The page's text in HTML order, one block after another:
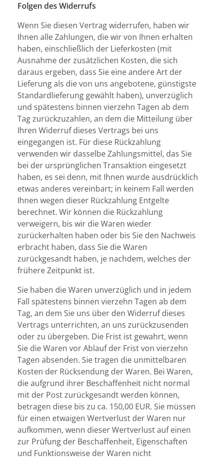
Folgen des Widerrufs
Wenn Sie diesen Vertrag widerrufen, haben wir
Ihnen alle Zahlungen, die wir von Ihnen erhalten
haben, einschließlich der Lieferkosten (mit
Ausnahme der zusätzlichen Kosten, die sich
daraus ergeben, dass Sie eine andere Art der
Lieferung als die von uns angebotene, günstigste
Standardlieferung gewählt haben), unverzüglich
und spätestens binnen vierzehn Tagen ab dem
Tag zurückzuzahlen, an dem die Mitteilung über
Ihren Widerruf dieses Vertrags bei uns
eingegangen ist. Für diese Rückzahlung
verwenden wir dasselbe Zahlungsmittel, das Sie
bei der ursprünglichen Transaktion eingesetzt
haben, es sei denn, mit Ihnen wurde ausdrücklich
etwas anderes vereinbart; in keinem Fall werden
Ihnen wegen dieser Rückzahlung Entgelte
berechnet. Wir können die Rückzahlung
verweigern, bis wir die Waren wieder
zurückerhalten haben oder bis Sie den Nachweis
erbracht haben, dass Sie die Waren
zurückgesandt haben, je nachdem, welches der
frühere Zeitpunkt ist.
Sie haben die Waren unverzüglich und in jedem
Fall spätestens binnen vierzehn Tagen ab dem
Tag, an dem Sie uns über den Widerruf dieses
Vertrags unterrichten, an uns zurückzusenden
oder zu übergeben. Die Frist ist gewahrt, wenn
Sie die Waren vor Ablauf der Frist von vierzehn
Tagen absenden. Sie tragen die unmittelbaren
Kosten der Rücksendung der Waren. Bei Waren,
die aufgrund ihrer Beschaffenheit nicht normal
mit der Post zurückgesandt werden können,
betragen diese bis zu ca. 150,00 EUR. Sie müssen
für einen etwaigen Wertverlust der Waren nur
aufkommen, wenn dieser Wertverlust auf einen
zur Prüfung der Beschaffenheit, Eigenschaften
und Funktionsweise der Waren nicht